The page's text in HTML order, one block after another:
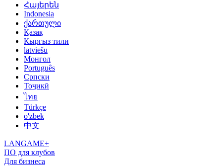
Հայերեն
Indonesia
ქართული
Қазақ
Кыргыз тили
latviešu
Монгол
Português
Српски
Тоҷикӣ
ไทย
Türkçe
o'zbek
中文
LANGAME+
ПО для клубов
Для бизнеса